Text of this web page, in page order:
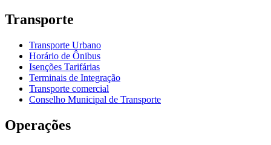
Transporte
Transporte Urbano
Horário de Ônibus
Isenções Tarifárias
Terminais de Integração
Transporte comercial
Conselho Municipal de Transporte
Operações